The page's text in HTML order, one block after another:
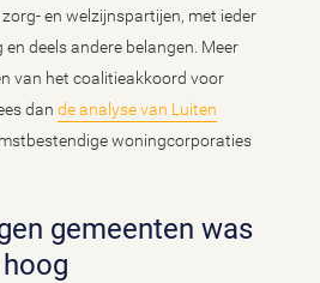
en welzijnspartijen, met ieder
deels andere belangen. Meer
van het coalitieakkoord voor
dan de analyse van Luiten
woningcorporaties